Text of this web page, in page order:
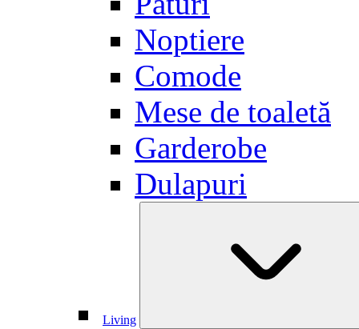
Noptiere
Comode
Mese de toaletă
Garderobe
Dulapuri
Living